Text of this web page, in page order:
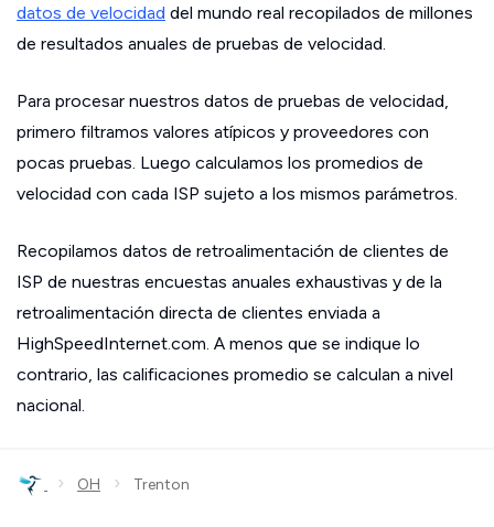
datos de velocidad del mundo real recopilados de millones
de resultados anuales de pruebas de velocidad.
Para procesar nuestros datos de pruebas de velocidad,
primero filtramos valores atípicos y proveedores con
pocas pruebas. Luego calculamos los promedios de
velocidad con cada ISP sujeto a los mismos parámetros.
Recopilamos datos de retroalimentación de clientes de
ISP de nuestras encuestas anuales exhaustivas y de la
retroalimentación directa de clientes enviada a
HighSpeedInternet.com. A menos que se indique lo
contrario, las calificaciones promedio se calculan a nivel
nacional.
› OH › Trenton